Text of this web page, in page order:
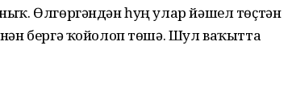
Өлгөргәндән һуң улар йәшел төҫтән
бергә ҡойолоп төшә. Шул ваҡытта